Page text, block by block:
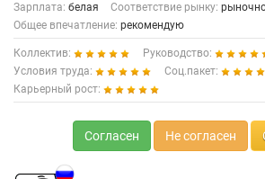
Зарплата: белая Соответствие рынку:
Общее впечатление: рекомендую
Коллектив:
Руководство:
Условия труда:
Соц.пакет:
Карьерный рост:
Согласен Не согласен